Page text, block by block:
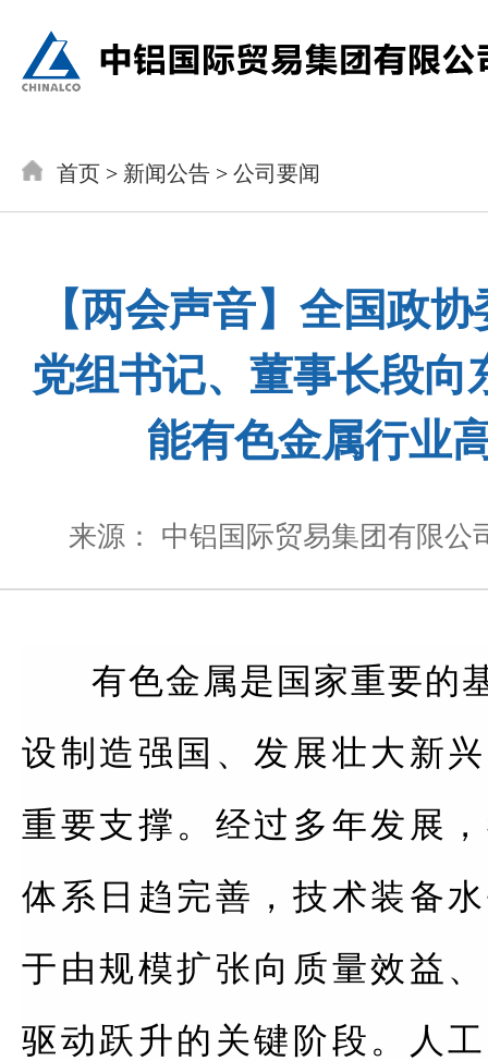
首页 > 新闻公告 > 公司要闻
【两会声音】全国政
党组书记、董事长段向
能有色金属行业
来源： 中铝国际贸易集团有限公
有色金属是国家重要的
设制造强国、发展壮大新
重要支撑。经过多年发展
体系日趋完善，技术装备
于由规模扩张向质量效益
驱动跃升的关键阶段。人